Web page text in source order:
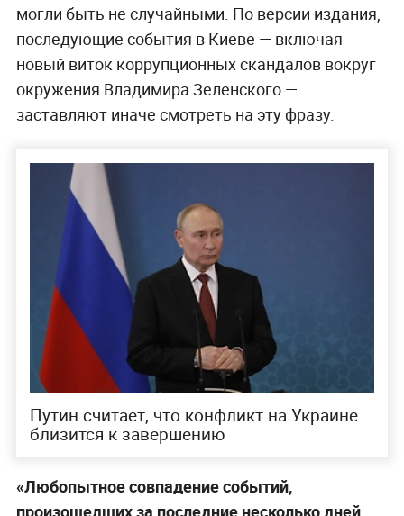
могли быть не случайными. По версии издания,
последующие события в Киеве — включая
новый виток коррупционных скандалов вокруг
окружения Владимира Зеленского —
заставляют иначе смотреть на эту фразу.
Путин считает, что конфликт на Украине
близится к завершению
«Любопытное совпадение событий,
произошедших за последние несколько дней,